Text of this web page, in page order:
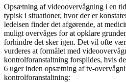
Opsætning af videoovervågning i en
typisk i situationer, hvor der er
ledelsen finder det afgørende, at
muligt overvåges for at opklare
forhindre det sker igen. Det vil ofte
vurderes at formålet med
kontrolforanstaltning forspildes, hvis
6 uger inden opsætning af tv-
kontrolforanstaltning: